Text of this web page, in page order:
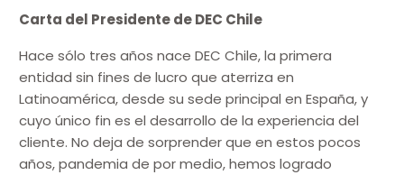
Carta del Presidente de DEC Chile
Hace sólo tres años nace DEC Chile, la primera
entidad sin fines de lucro que aterriza en
Latinoamérica, desde su sede principal en España, y
cuyo único fin es el desarrollo de la experiencia del
cliente. No deja de sorprender que en estos pocos
años, pandemia de por medio, hemos logrado